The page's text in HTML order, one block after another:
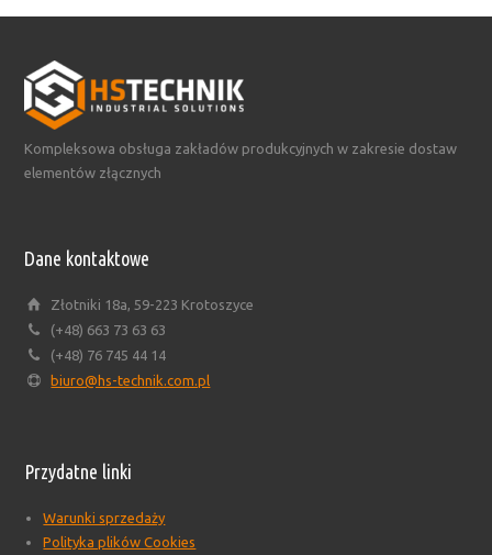
Kompleksowa obsługa zakładów produkcyjnych w zakresie dostaw
elementów złącznych
Dane kontaktowe
Złotniki 18a, 59-223 Krotoszyce
(+48) 663 73 63 63
(+48) 76 745 44 14
biuro@hs-technik.com.pl
Przydatne linki
Warunki sprzedaży
Polityka plików Cookies